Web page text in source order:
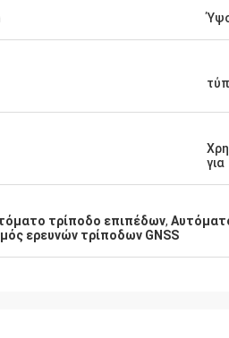
για
τρίποδο επιπέδων,
ερευνών τρίποδων GNSS